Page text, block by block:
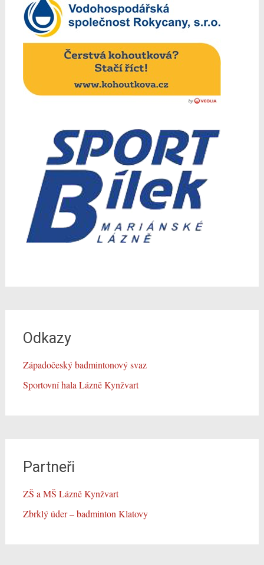
Odkazy
Západočeský badmintonový svaz
Sportovní hala Lázně Kynžvart
Partneři
ZŠ a MŠ Lázně Kynžvart
Zbrklý úder – badminton Klatovy